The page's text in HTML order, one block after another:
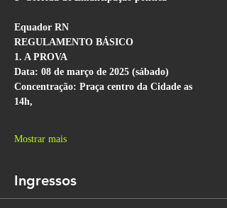
Equador RN
REGULAMENTO BÁSICO
1. A PROVA
Data: 08 de março de 2025 (sábado)
Concentração: Praça centro da Cidade as
14h,
Mostrar mais
Ingressos